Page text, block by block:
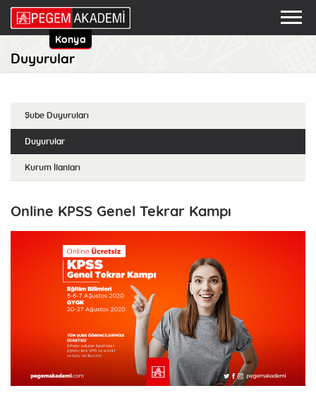
Konya
Duyurular
Şube Duyuruları
Duyurular
Kurum İlanları
Online KPSS Genel Tekrar Kampı